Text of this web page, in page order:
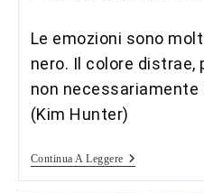
Le emozioni sono
nero. Il colore distrae,
non necessariamente
(Kim Hunter)
Continua A LeggereScatti